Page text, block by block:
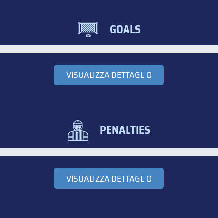
GOALS
VISUALIZZA DETTAGLIO
PENALTIES
VISUALIZZA DETTAGLIO